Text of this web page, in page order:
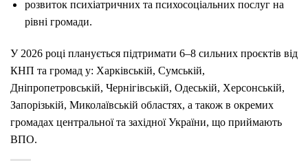
розвиток психіатричних та психосоціальних послуг на
рівні громади.
У 2026 році планується підтримати 6–8 сильних проєктів від
КНП та громад у: Харківській, Сумській,
Дніпропетровській, Чернігівській, Одеській, Херсонській,
Запорізькій, Миколаївській областях, а також в окремих
громадах центральної та західної України, що приймають
ВПО.